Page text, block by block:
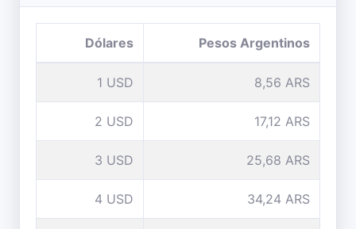
Dólares Pesos Argentinos
1 USD 8,56 ARS
2 USD 17,12 ARS
3 USD 25,68 ARS
4 USD 34,24 ARS